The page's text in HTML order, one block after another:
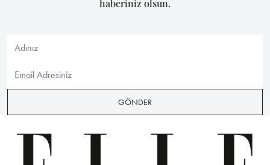
haberiniz olsun.
GÖNDER